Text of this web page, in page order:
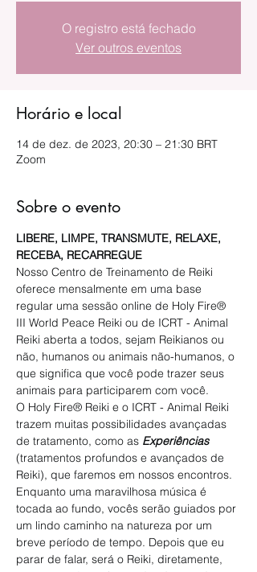
O registro está fechado
Ver outros eventos
Horário e local
14 de dez. de 2023, 20:30 – 21:30 BRT
Zoom
Sobre o evento
LIBERE, LIMPE, TRANSMUTE, RELAXE,
RECEBA, RECARREGUE
Nosso Centro de Treinamento de Reiki
oferece mensalmente em uma base
regular uma sessão online de Holy Fire®
III World Peace Reiki ou de ICRT - Animal
Reiki aberta a todos, sejam Reikianos ou
não, humanos ou animais não-humanos, o
que significa que você pode trazer seus
animais para participarem com você.
O Holy Fire® Reiki e o ICRT - Animal Reiki
trazem muitas possibilidades avançadas
de tratamento, como as Experiências
(tratamentos profundos e avançados de
Reiki), que faremos em nossos encontros.
Enquanto uma maravilhosa música é
tocada ao fundo, vocês serão guiados por
um lindo caminho na natureza por um
breve período de tempo. Depois que eu
parar de falar, será o Reiki, diretamente,